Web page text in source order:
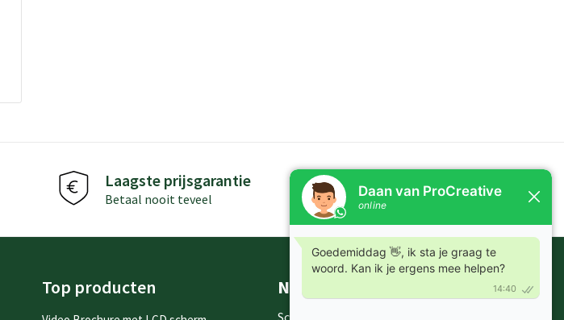
Laagste prijsgarantie
Betaal nooit teveel Kennis in producten
Top producten Nieuwsbrieven